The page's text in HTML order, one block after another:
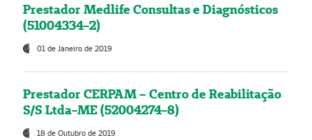
Prestador Medlife Consultas e Diagnósticos
(51004334-2)
01 de Janeiro de 2019
Prestador CERPAM – Centro de Reabilitação
S/S Ltda-ME (52004274-8)
18 de Outubro de 2019